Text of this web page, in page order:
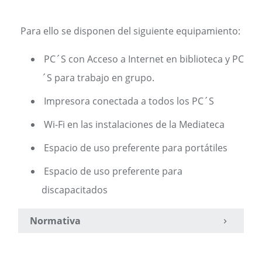
Para ello se disponen del siguiente equipamiento:
PC´S con Acceso a Internet en biblioteca y PC
´S para trabajo en grupo.
Impresora conectada a todos los PC´S
Wi-Fi en las instalaciones de la Mediateca
Espacio de uso preferente para portátiles
Espacio de uso preferente para
discapacitados
Normativa